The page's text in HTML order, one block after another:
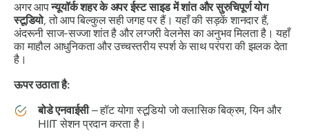
अगर आपन्यूयॉर्क शहर के अपर ईस्ट साइड में शांत और सुरुचिपूर्ण योग
स्टूडियो, तो आप बिल्कुल सही जगह पर हैं। यहाँ की सड़कें शानदार हैं,
अंदरूनी साज-सज्जा शांत है और लग्जरी वेलनेस का अनुभव मिलता है। यहाँ
का माहौल आधुनिकता और उच्चस्तरीय स्पर्श के साथ परंपरा की झलक देता
है।
ऊपर उठाता है:
बोडे एनवाईसी– हॉट योगा स्टूडियो जो क्लासिक बिक्रम, यिन और
HIIT सेशन प्रदान करता है।